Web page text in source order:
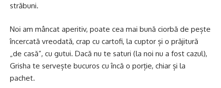
străbuni.
Noi am mâncat aperitiv, poate cea mai bună ciorbă de pește
încercată vreodată, crap cu cartofi, la cuptor și o prăjitură
„de casă”, cu gutui. Dacă nu te saturi (la noi nu a fost cazul),
Grisha te servește bucuros cu încă o porție, chiar și la
pachet.